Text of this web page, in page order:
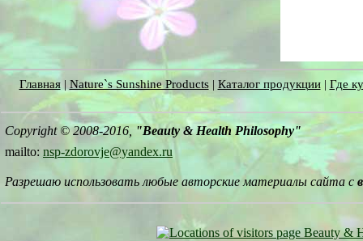
Главная | Nature`s Sunshine Products| Каталог продукции| Где
Copyright © 2008-2016, "Beauty & Health Philosophy"
mailto: nsp-zdorovje@yandex.ru
Разрешаю использовать любые авторские материалы сайта с